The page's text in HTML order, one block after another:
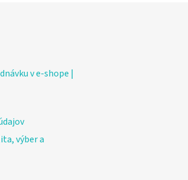
v e-shope |
výber a